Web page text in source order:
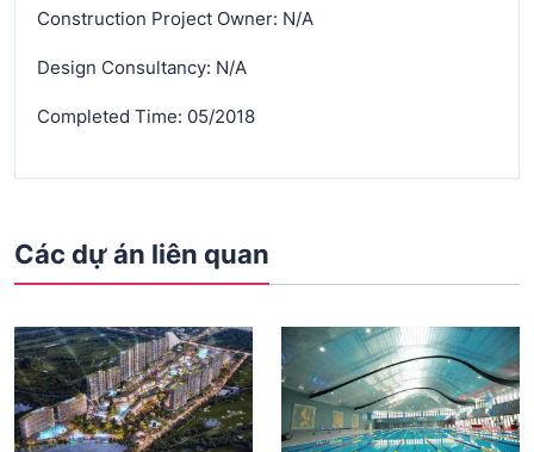
Construction Project Owner: N/A
Design Consultancy: N/A
Completed Time: 05/2018
Các dự án liên quan